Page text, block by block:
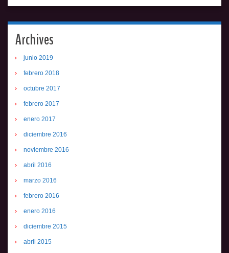
Archives
junio 2019
febrero 2018
octubre 2017
febrero 2017
enero 2017
diciembre 2016
noviembre 2016
abril 2016
marzo 2016
febrero 2016
enero 2016
diciembre 2015
abril 2015